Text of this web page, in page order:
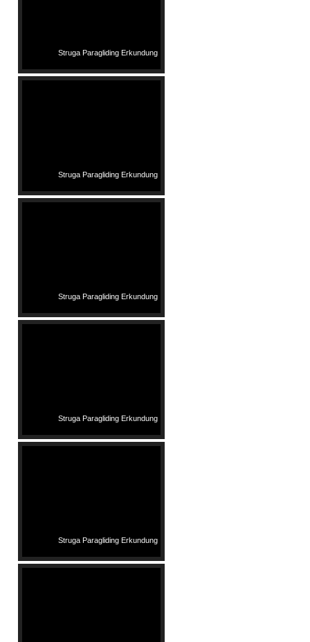
Struga Paragliding Erkundung
Struga Paragliding Erkundung
Struga Paragliding Erkundung
Struga Paragliding Erkundung
Struga Paragliding Erkundung